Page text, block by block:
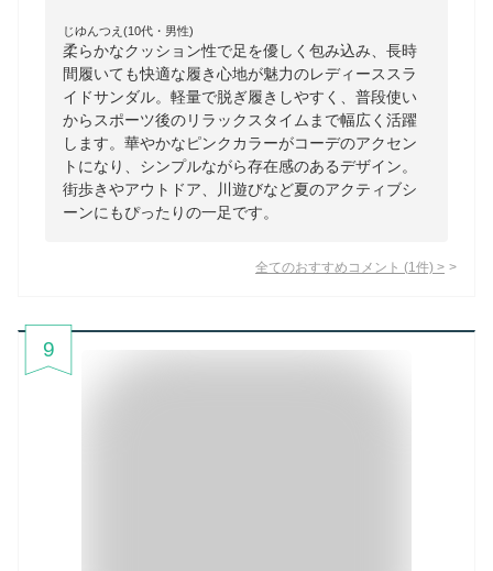
じゆんつえ(10代・男性)
柔らかなクッション性で足を優しく包み込み、長時
間履いても快適な履き心地が魅力のレディーススラ
イドサンダル。軽量で脱ぎ履きしやすく、普段使い
からスポーツ後のリラックスタイムまで幅広く活躍
します。華やかなピンクカラーがコーデのアクセン
トになり、シンプルながら存在感のあるデザイン。
街歩きやアウトドア、川遊びなど夏のアクティブシ
ーンにもぴったりの一足です。
全てのおすすめコメント (1 件) >
9